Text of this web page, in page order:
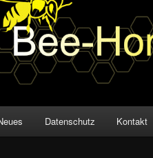
Datenschutz Kontakt